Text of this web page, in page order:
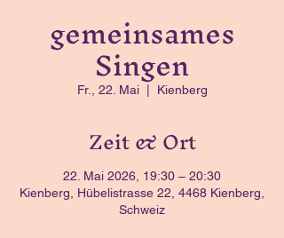
gemeinsames
Singen
Fr., 22. Mai
  |
Kienberg
Zeit & Ort
22. Mai 2026, 19:30 – 20:30
Kienberg, Hübelistrasse 22, 4468 Kienberg,
Schweiz